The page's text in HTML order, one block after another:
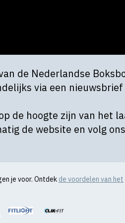
de Nederlandse
via een nieuwsbrief
de hoogte zijn van het
de website en volg ons
je voor. Ontdek de voordelen van het